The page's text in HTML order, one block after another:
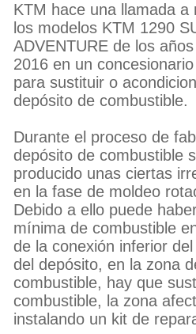
KTM hace una llamada a
los modelos KTM 1290
ADVENTURE de los
2016 en un
para sustituir o
depósito de combustible.
Durante el proceso de
depósito de combustible
producido unas ciertas
en la fase de moldeo
Debido a ello puede
mínima de combustible
de la conexión inferior
del depósito, en la zona
combustible, hay que
combustible, la zona
instalando un kit de